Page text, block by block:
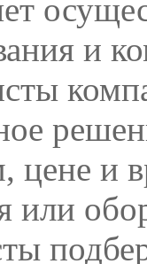
и
цене и
или